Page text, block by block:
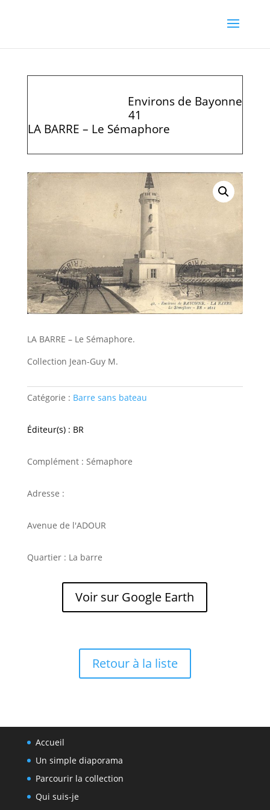
Environs de Bayonne
41
LA BARRE – Le Sémaphore
LA BARRE – Le Sémaphore.
Collection Jean-Guy M.
Catégorie : Barre sans bateau
Éditeur(s) : BR
Complément : Sémaphore
Adresse :
Avenue de l'ADOUR
Quartier : La barre
Voir sur Google Earth
Retour à la liste
Accueil
Un simple diaporama
Parcourir la collection
Qui suis-je